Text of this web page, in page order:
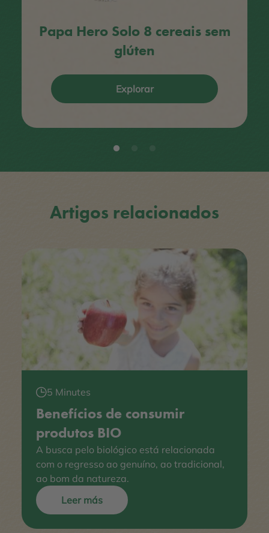
Papa Hero Solo 8 cereais sem
glúten
Explorar
Artigos relacionados
5 Minutes
Benefícios de consumir
produtos BIO
A busca pelo biológico está relacionada
com o regresso ao genuíno, ao tradicional,
ao bom da natureza.
Leer más